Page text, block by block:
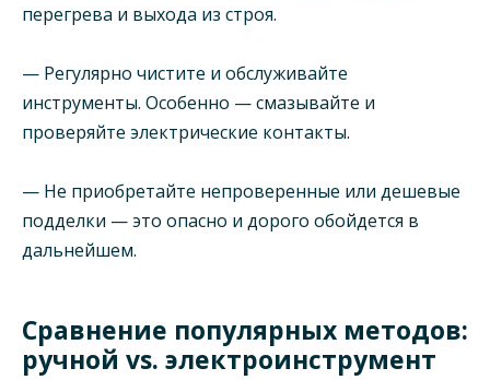
перегрева и выхода из строя.
— Регулярно чистите и обслуживайте
инструменты. Особенно — смазывайте и
проверяйте электрические контакты.
— Не приобретайте непроверенные или дешевые
подделки — это опасно и дорого обойдется в
дальнейшем.
Сравнение популярных методов:
ручной vs. электроинструмент